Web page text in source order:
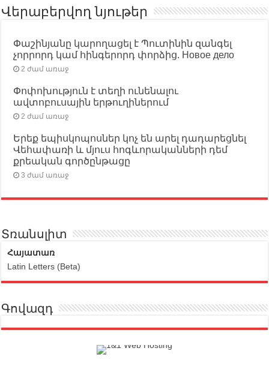
Վերաբերվող նյութեր
Փաշինյանը կարողացել է Պուտինին զանգել
չորրորդ կամ հինգերորդ փորձից. Новое дело
2 ժամ առաջ
Փոփոխություն է տեղի ունենալու
ավտոբուսային երթուղիներում
2 ժամ առաջ
Երեք եպիսկոպոսներ կոչ են արել դադարեցնել
Վեհափառի և մյուս հոգևորականների դեմ
քրեական գործընթացը
3 ժամ առաջ
Տռանսլիտ
Հայատառ
Latin Letters (Beta)
Գովազդ